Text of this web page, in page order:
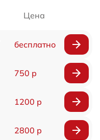
Цена
бесплатно
750 р
1200 р
2800 р